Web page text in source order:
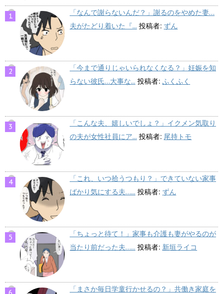
「なんで謝らないんだ？」謝るのをやめた妻…
夫がたどり着いた『... 投稿者: ずん
「今まで通りじゃいられなくなる？」妊娠を知
らない彼氏…大事な... 投稿者: ふくふく
「こんな夫、嬉しいでしょ？」イクメン気取り
の夫が女性社員にア... 投稿者: 尾持トモ
「これ、いつ拾うつもり？」できていない家事
ばかり気にする夫…... 投稿者: ずん
「ちょっと待て！」家事も介護も妻がやるのが
当たり前だった夫…... 投稿者: 新垣ライコ
「まさか毎日学童行かせるの？」共働き家庭を